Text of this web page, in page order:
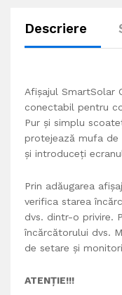
Descriere
Afișajul SmartSolar
conectabil pentru
Pur și simplu
protejează mufa
și introduceți
Prin adăugarea
verifica starea
dvs. dintr-o privire.
încărcătorului dvs.
de setare și
ATENȚIE!!!